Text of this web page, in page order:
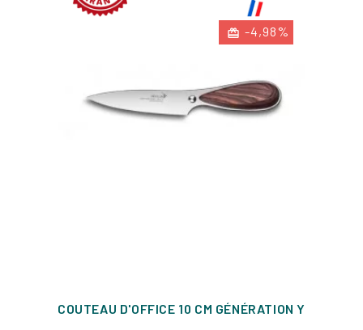
-4,98%
COUTEAU D'OFFICE 10 CM GÉNÉRATION Y